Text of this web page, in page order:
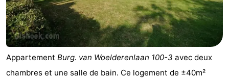
Appartement Burg. van Woelderenlaan 100-3 avec deux
chambres et une salle de bain. Ce logement de ±40m²